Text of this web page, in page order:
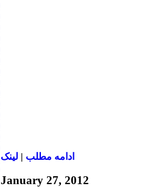
ادامه مطلب | لينک
January 27, 2012